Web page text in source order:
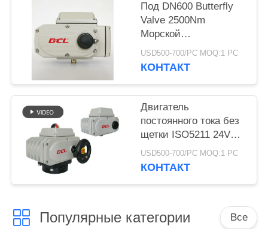
POLICY
Под DN600 Butterfly
Valve 2500Nm
Морской
электрический
приводящий
USD500-700/PC MOQ:1 PC
КОНТАКТ
Двигатель
постоянного тока без
щетки ISO5211 24VDC
Smart Electric Actuator
USD500-700/PC MOQ:1 PC
КОНТАКТ
Популярные категории Все